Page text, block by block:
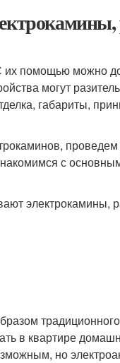
их помощью можно
могут
габариты,
с
в квартире
но